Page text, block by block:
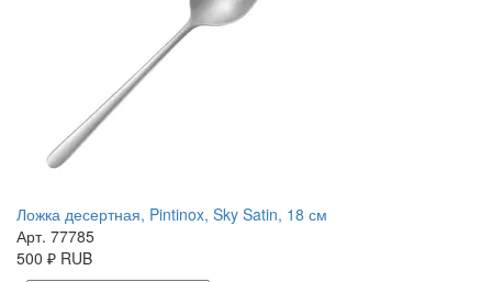
Ложка десертная, Pintinox, Sky Satin, 18 см
Арт. 77785
500 ₽ RUB